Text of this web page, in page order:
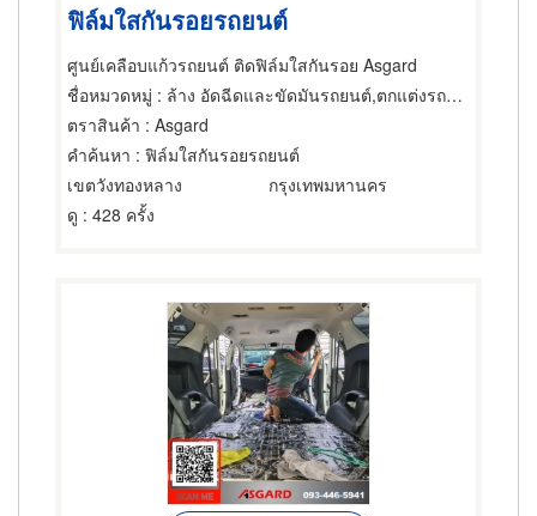
ฟิล์มใสกันรอยรถยนต์
ศูนย์เคลือบแก้วรถยนต์ ติดฟิล์มใสกันรอย Asgard
ชื่อหมวดหมู่ : ล้าง อัดฉีดและขัดมันรถยนต์,ตกแต่งรถยนต์และประดับยนต์,ล้าง อัดฉีดและขัดมันรถยนต์
ตราสินค้า : Asgard
คำค้นหา : ฟิล์มใสกันรอยรถยนต์
เขตวังทองหลาง
กรุงเทพมหานคร
ดู : 428 ครั้ง